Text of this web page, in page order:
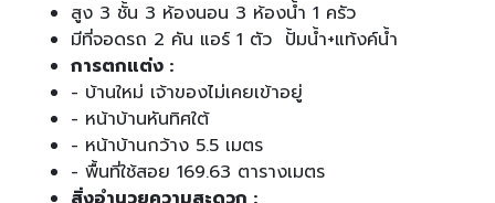
สูง 3 ชั้น 3 ห้องนอน 3 ห้องน้ำ 1 ครัว
มีที่จอดรถ 2 คัน แอร์ 1 ตัว ปั้มน้ำ+แท้งค์น้ำ
การตกแต่ง :
- บ้านใหม่ เจ้าของไม่เคยเข้าอยู่
- หน้าบ้านหันทิศใต้
- หน้าบ้านกว้าง 5.5 เมตร
- พื้นที่ใช้สอย 169.63 ตารางเมตร